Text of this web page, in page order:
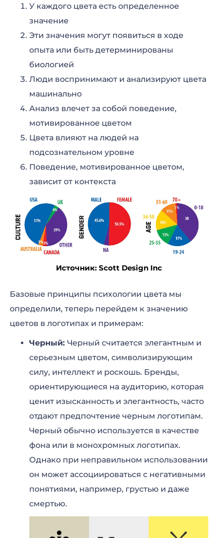
У каждого цвета есть определенное
значение
Эти значения могут появиться в ходе
опыта или быть детерминированы
биологией
Люди воспринимают и анализируют цвета
машинально
Анализ влечет за собой поведение,
мотивированное цветом
Цвета влияют на людей на
подсознательном уровне
Поведение, мотивированное цветом,
зависит от контекста
Источник: Scott Design Inc
Базовые принципы психологии цвета мы
определили, теперь перейдем к значению
цветов в логотипах и примерам:
Черный: Черный считается элегантным и
серьезным цветом, символизирующим
силу, интеллект и роскошь. Бренды,
ориентирующиеся на аудиторию, которая
ценит изысканность и элегантность, часто
отдают предпочтение черным логотипам.
Черный обычно используется в качестве
фона или в монохромных логотипах.
Однако при неправильном использовании
он может ассоциироваться с негативными
понятиями, например, грустью и даже
смертью.